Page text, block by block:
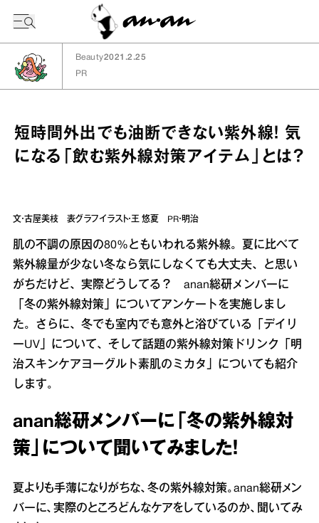
Beauty2021.2.25
PR
短時間外出でも油断できない紫外線！ 気
になる「飲む紫外線対策アイテム」とは？
文・古屋美枝 表グラフイラスト・王 悠夏 PR・明治
肌の不調の原因の80%ともいわれる紫外線。夏に比べて
紫外線量が少ない冬なら気にしなくても大丈夫、と思い
がちだけど、実際どうしてる？ anan総研メンバーに
「冬の紫外線対策」についてアンケートを実施しまし
た。さらに、冬でも室内でも意外と浴びている「デイリ
ーUV」について、そして話題の紫外線対策ドリンク「明
治スキンケアヨーグルト素肌のミカタ」についても紹介
します。
anan総研メンバーに「冬の紫外線対
策」について聞いてみました！
夏よりも手薄になりがちな、冬の紫外線対策。anan総研メン
バーに、実際のところどんなケアをしているのか、聞いてみ